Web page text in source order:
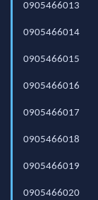
0905466013
0905466014
0905466015
0905466016
0905466017
0905466018
0905466019
0905466020